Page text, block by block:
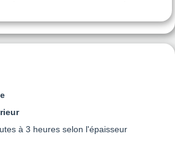
à 3 heures selon l'épaisseur